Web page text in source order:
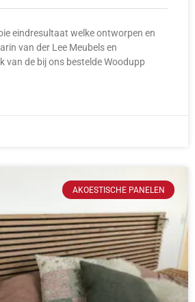
eindresultaat welke ontworpen en
van der Lee Meubels en
van de bij ons bestelde Woodupp
AKOESTISCHE PANELEN